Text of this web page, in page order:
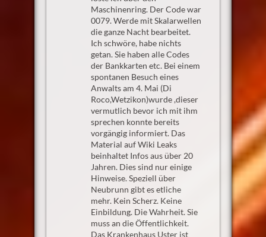
Maschinenring. Der Code war
0079. Werde mit Skalarwellen
die ganze Nacht bearbeitet.
Ich schwöre, habe nichts
getan. Sie haben alle Codes
der Bankkarten etc. Bei einem
spontanen Besuch eines
Anwalts am 4. Mai (Di
Roco,Wetzikon)wurde ,dieser
vermutlich bevor ich mit ihm
sprechen konnte bereits
vorgängig informiert. Das
Material auf Wiki Leaks
beinhaltet Infos aus über 20
Jahren. Dies sind nur einige
Hinweise. Speziell über
Neubrunn gibt es etliche
mehr. Kein Scherz. Keine
Einbildung. Die Wahrheit. Sie
muss an die Öffentlichkeit.
Das Krankenhaus Uster ist